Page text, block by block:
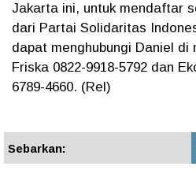
Jakarta ini, untuk mendaftar
dari Partai Solidaritas
dapat menghubungi Daniel di
Friska 0822-9918-5792 dan
6789-4660. (Rel)
Sebarkan: